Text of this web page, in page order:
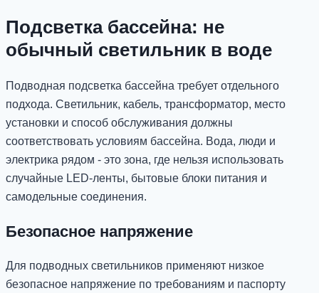
Подсветка бассейна: не
обычный светильник в воде
Подводная подсветка бассейна требует отдельного
подхода. Светильник, кабель, трансформатор, место
установки и способ обслуживания должны
соответствовать условиям бассейна. Вода, люди и
электрика рядом - это зона, где нельзя использовать
случайные LED-ленты, бытовые блоки питания и
самодельные соединения.
Безопасное напряжение
Для подводных светильников применяют низкое
безопасное напряжение по требованиям и паспорту